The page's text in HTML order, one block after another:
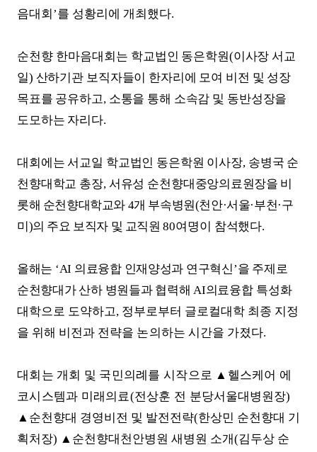
음대회 ’를 성황리에 개최했다.
순천향 한마음대회는 학교법인 동은학원(이사장 서교
일) 산하기관 보직자들이 한자리에 모여 비전 및 성장
목표를 공유하고, 소통을 통해 소속감 및 동반성장을
도모하는 자리다.
대회에는 서교일 학교법인 동은학원 이사장, 송병국 순
천향대학교 총장, 서유성 순천향대중앙의료원장을 비
롯해 순천향대학교와 4개 부속병원(천안·서울·부천·구
미)의 주요 보직자 및 교직원 80여명이 참석했다.
올해는 ‘AI 의료융합 인재양성과 연구혁신’을 주제로
순천향대가 산하 병원들과 협력해AI의료융합 특성화
대학으로 도약하고, 정부로부터 글로컬대학 최종 지정
을 위해 비전과 전략을 논의하는 시간을 가졌다.
대회는 개회 및 국민의례를 시작으로 ▲ 헬스케어 에
코시스템과 미래의료(전상훈 전 분당서 울대병원장)
▲ 순천향대 경영비전 및 발전전략(한상민 순천향대 기
획처장) ▲ 순천향대천안병원 새병원 소개(김두상 순